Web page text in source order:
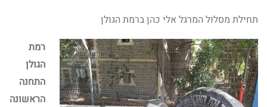
תחילת מסלול המרגל אלי כהן ברמת הגולן
רמת
הגולן
התחנה
הראשונה